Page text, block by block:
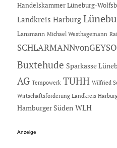
Handelskammer Lüneburg-
Landkreis Harburg
Lansmann Michael Westhagemann
SCHLARMANNvonGEYSO
Buxtehude Sparkasse
AG Tempowerk TUHH Wilfried
Wirtschaftsförderung Landkreis
Hamburger Süden WLH
Anzeige